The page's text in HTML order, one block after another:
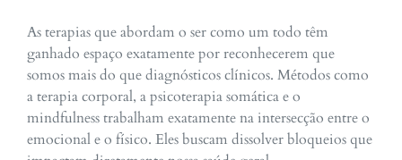
As terapias que abordam o ser como um todo têm
ganhado espaço exatamente por reconhecerem que
somos mais do que diagnósticos clínicos. Métodos como
a terapia corporal, a psicoterapia somática e o
mindfulness trabalham exatamente na intersecção entre o
emocional e o físico. Eles buscam dissolver bloqueios que